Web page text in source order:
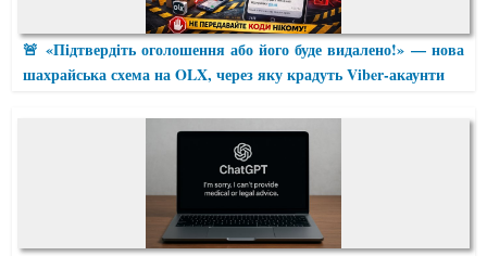
🚨 «Підтвердіть оголошення або його буде видалено!» — нова
шахрайська схема на OLX, через яку крадуть Viber-акаунти